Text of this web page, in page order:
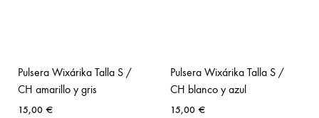
Pulsera Wixárika Talla S /
CH amarillo y gris
15,00 €
Pulsera Wixárika Talla S /
CH blanco y azul
15,00 €